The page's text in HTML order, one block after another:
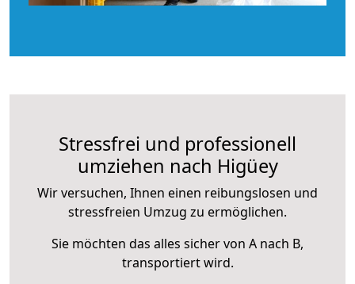
Stressfrei und professionell
umziehen nach Higüey
Wir versuchen, Ihnen einen reibungslosen und
stressfreien Umzug zu ermöglichen.
Sie möchten das alles sicher von A nach B,
transportiert wird.